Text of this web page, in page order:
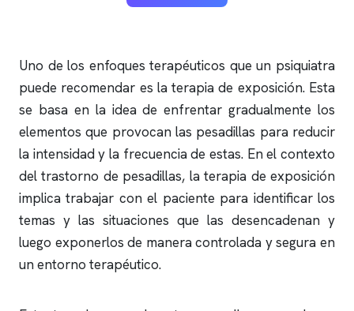
Uno de los enfoques terapéuticos que un psiquiatra
puede recomendar es la terapia de exposición. Esta
se basa en la idea de enfrentar gradualmente los
elementos que provocan las pesadillas para reducir
la intensidad y la frecuencia de estas. En el contexto
del trastorno de pesadillas, la terapia de exposición
implica trabajar con el paciente para identificar los
temas y las situaciones que las desencadenan y
luego exponerlos de manera controlada y segura en
un entorno terapéutico.